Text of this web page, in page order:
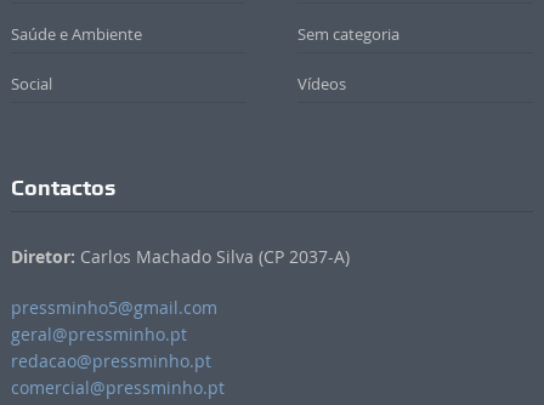
Saúde e Ambiente Sem categoria
Social Vídeos
Contactos
Diretor: Carlos Machado Silva (CP 2037-A)
pressminho5@gmail.com
geral@pressminho.pt
redacao@pressminho.pt
comercial@pressminho.pt